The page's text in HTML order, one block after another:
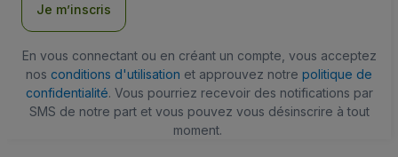
Je m’inscris
En vous connectant ou en créant un compte, vous acceptez
nos conditions d'utilisation et approuvez notre politique de
confidentialité. Vous pourriez recevoir des notifications par
SMS de notre part et vous pouvez vous désinscrire à tout
moment.